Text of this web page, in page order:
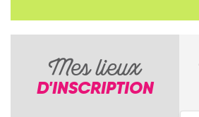
Mes lieux
D'INSCRIPTION